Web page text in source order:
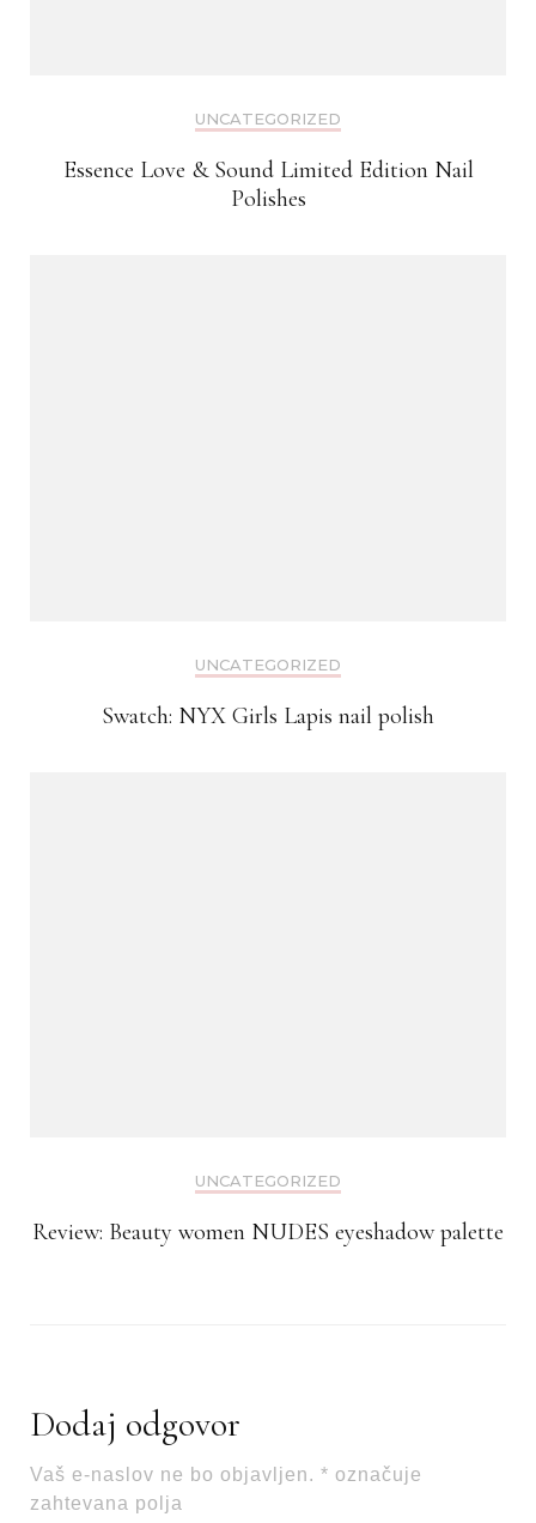
UNCATEGORIZED
Essence Love & Sound Limited Edition Nail
Polishes
UNCATEGORIZED
Swatch: NYX Girls Lapis nail polish
UNCATEGORIZED
Review: Beauty women NUDES eyeshadow palette
Dodaj odgovor
Vaš e-naslov ne bo objavljen. * označuje
zahtevana polja